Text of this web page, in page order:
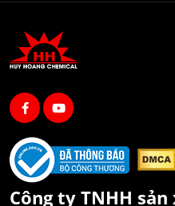
Công ty TNHH